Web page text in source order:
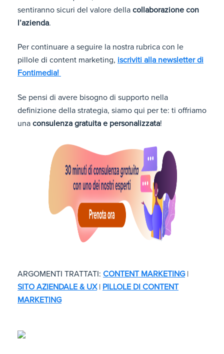
sentiranno sicuri del valore della collaborazione con
l’azienda.
Per continuare a seguire la nostra rubrica con le
pillole di content marketing, iscriviti alla newsletter di
Fontimedia!
Se pensi di avere bisogno di supporto nella
definizione della strategia, siamo qui per te: ti offriamo
una consulenza gratuita e personalizzata!
ARGOMENTI TRATTATI: CONTENT MARKETING |
SITO AZIENDALE & UX | PILLOLE DI CONTENT
MARKETING